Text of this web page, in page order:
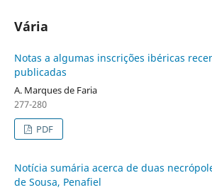
Vária
Notas a algumas inscrições ibéricas
publicadas
A. Marques de Faria
277-280
PDF
Notícia sumária acerca de duas
de Sousa, Penafiel